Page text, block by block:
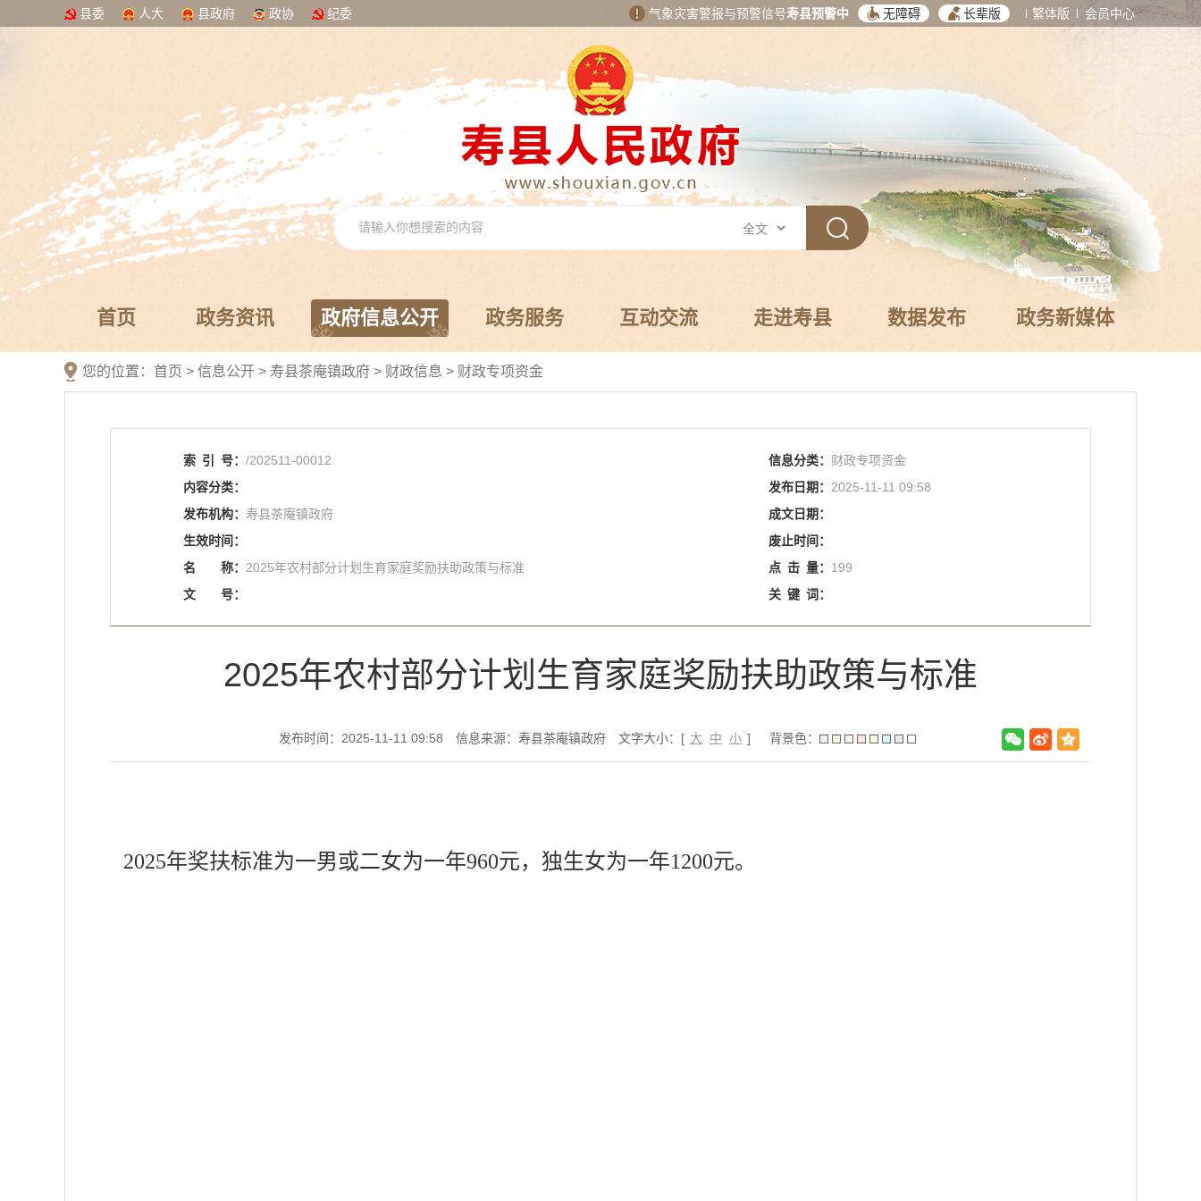
县委 人大 县政府 政协 纪委 气象灾害警报与预警信号寿县预警中 无障碍 长辈版 繁体版 会员中心
首页 政务资讯 政府信息公开 政务服务 互动交流 走进寿县 数据发布 政务新媒体
您的位置： 首页 > 信息公开 > 寿县茶庵镇政府 > 财政信息 > 财政专项资金
索 引 号： /202511-00012 信息分类： 财政专项资金
内容分类：
发布日期： 2025-11-11 09:58
发布机构： 寿县茶庵镇政府
成文日期：
生效时间：
废止时间：
名
称： 2025年农村部分计划生育家庭奖励扶助政策与标准 点 击 量： 199
文
号： 关 键 词：
2025年农村部分计划生育家庭奖励扶助政策与标准
发布时间：2025-11-11 09:58 信息来源：寿县茶庵镇政府 文字大小：[ 大 中 小 ] 背景色：
2025年奖扶标准为一男或二女为一年960元，独生女为一年1200元。